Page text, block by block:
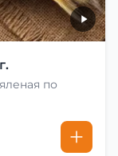
по